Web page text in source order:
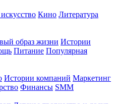
Кино Литература
образ жизни Истории
Питание Популярная
Истории компаний Маркетинг
Финансы SMM